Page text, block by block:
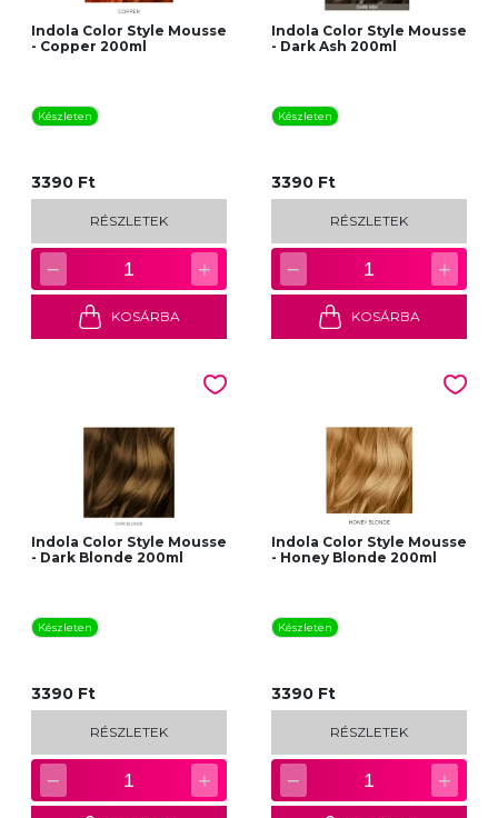
Indola Color Style Mousse
- Copper 200ml
Készleten
3390 Ft
RÉSZLETEK
− 1 +
KOSÁRBA
Indola Color Style Mousse
- Dark Ash 200ml
Készleten
3390 Ft
RÉSZLETEK
− 1 +
KOSÁRBA
Indola Color Style Mousse
- Dark Blonde 200ml
Készleten
3390 Ft
RÉSZLETEK
− 1 +
Indola Color Style Mousse
- Honey Blonde 200ml
Készleten
3390 Ft
RÉSZLETEK
− 1 +